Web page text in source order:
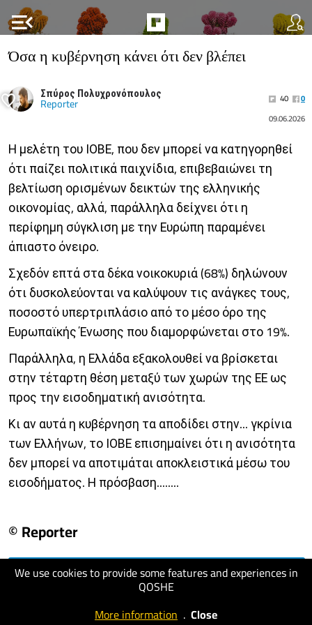
menu_open
We use cookies to provide some features and experiences in
QOSHE
More information . Close
Όσα η κυβέρνηση κάνει ότι δεν βλέπει
Σπύρος Πολυχρονόπουλος
Reporter 40
0
09.06.2026
Η μελέτη του ΙΟΒΕ, που δεν μπορεί να κατηγορηθεί
ότι παίζει πολιτικά παιχνίδια, επιβεβαιώνει τη
βελτίωση ορισμένων δεικτών της ελληνικής
οικονομίας, αλλά, παράλληλα δείχνει ότι η
περίφημη σύγκλιση με την Ευρώπη παραμένει
άπιαστο όνειρο.
Σχεδόν επτά στα δέκα νοικοκυριά (68%) δηλώνουν
ότι δυσκολεύονται να καλύψουν τις ανάγκες τους,
ποσοστό υπερτριπλάσιο από το μέσο όρο της
Ευρωπαϊκής Ένωσης που διαμορφώνεται στο 19%.
Παράλληλα, η Ελλάδα εξακολουθεί να βρίσκεται
στην τέταρτη θέση μεταξύ των χωρών της ΕΕ ως
προς την εισοδηματική ανισότητα.
Κι αν αυτά η κυβέρνηση τα αποδίδει στην... γκρίνια
των Ελλήνων, το ΙΟΒΕ επισημαίνει ότι η ανισότητα
δεν μπορεί να αποτιμάται αποκλειστικά μέσω του
εισοδήματος. Η πρόσβαση........
© Reporter
visit website